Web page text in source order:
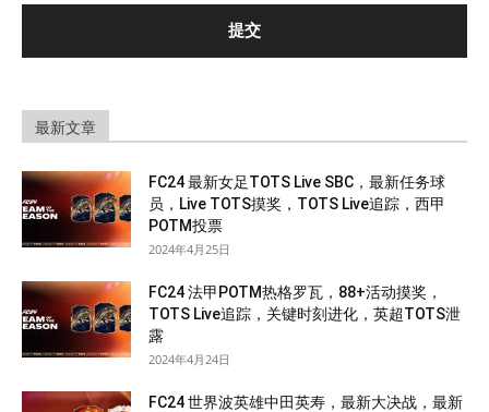
最新文章
FC24 最新女足TOTS Live SBC，最新任务球
员，Live TOTS摸奖，TOTS Live追踪，西甲
POTM投票
2024年4月25日
FC24 法甲POTM热格罗瓦，88+活动摸奖，
TOTS Live追踪，关键时刻进化，英超TOTS泄
露
2024年4月24日
FC24 世界波英雄中田英寿，最新大决战，最新